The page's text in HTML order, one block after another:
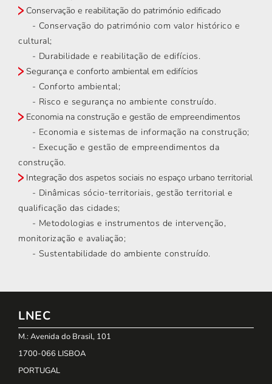
Conservação e reabilitação do património edificado
- Conservação do património com valor histórico e
cultural;
- Durabilidade e reabilitação de edifícios.
Segurança e conforto ambiental em edifícios
- Conforto ambiental;
- Risco e segurança no ambiente construído.
Economia na construção e gestão de empreendimentos
- Economia e sistemas de informação na construção;
- Execução e gestão de empreendimentos da
construção.
Integração dos aspetos sociais no espaço urbano territorial
- Dinâmicas sócio-territoriais, gestão territorial e
qualificação das cidades;
- Metodologias e instrumentos de intervenção,
monitorização e avaliação;
- Sustentabilidade do ambiente construído.
LNEC
M.: Avenida do Brasil, 101
1700-066 LISBOA
PORTUGAL